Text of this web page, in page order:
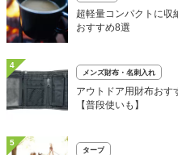
超軽量コンパクトに収
おすすめ8選
4
メンズ財布・名刺入れ
アウトドア用財布おす
【普段使いも】
5
タープ